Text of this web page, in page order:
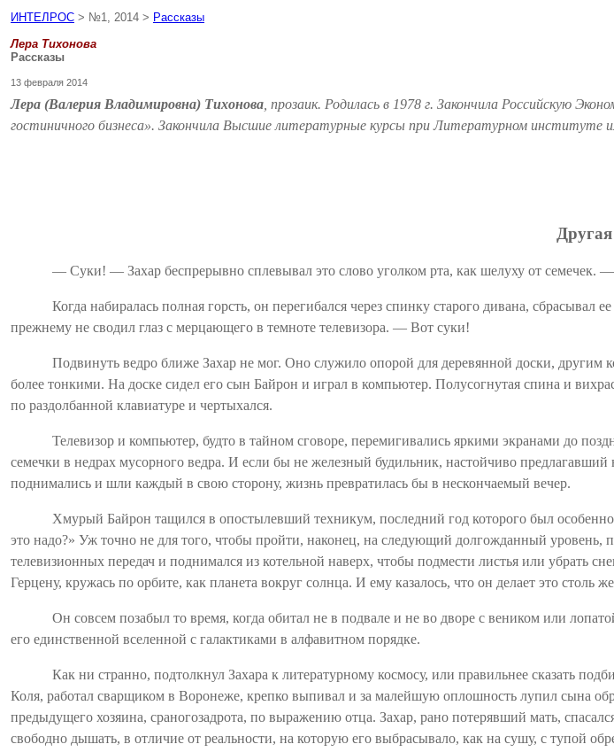
ИНТЕЛРОС > №1, 2014 > Рассказы
Лера Тихонова
Рассказы
13 февраля 2014
Лера (Валерия Владимировна) Тихонова , прозаик. Родилась в 1978 г. Закончила Российскую
гостиничного бизнеса». Закончила Высшие литературные курсы при Литературном институте
— Суки! — Захар беспрерывно сплевывал это слово уголком рта, как шелуху от семечек.
Когда набиралась полная горсть, он перегибался через спинку старого дивана,
прежнему не сводил глаз с мерцающего в темноте телевизора. — Вот суки!
Подвинуть ведро ближе Захар не мог. Оно служило опорой для деревянной доски, другим
более тонкими. На доске сидел его сын Байрон и играл в компьютер. Полусогнутая спина и
по раздолбанной клавиатуре и чертыхался.
Телевизор и компьютер, будто в тайном сговоре, перемигивались яркими экранами до
семечки в недрах мусорного ведра. И если бы не железный будильник, настойчиво
поднимались и шли каждый в свою сторону, жизнь превратилась бы в нескончаемый вечер.
Хмурый Байрон тащился в опостылевший техникум, последний год которого был
это надо?» Уж точно не для того, чтобы пройти, наконец, на следующий долгожданный уровень,
телевизионных передач и поднимался из котельной наверх, чтобы подмести листья или убрать
Герцену, кружась по орбите, как планета вокруг солнца. И ему казалось, что он делает это столь
Он совсем позабыл то время, когда обитал не в подвале и не во дворе с веником или
его единственной вселенной с галактиками в алфавитном порядке.
Как ни странно, подтолкнул Захара к литературному космосу, или правильнее сказать
Коля, работал сварщиком в Воронеже, крепко выпивал и за малейшую оплошность лупил сына
предыдущего хозяина, сраногозадрота, по выражению отца. Захар, рано потерявший мать,
свободно дышать, в отличие от реальности, на которую его выбрасывало, как на сушу, с тупой